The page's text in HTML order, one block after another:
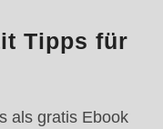
Tipps für
als gratis Ebook